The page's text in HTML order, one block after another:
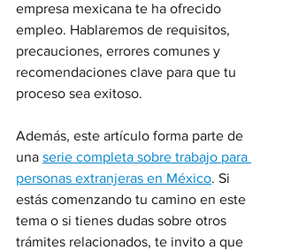
empresa mexicana te ha ofrecido
empleo. Hablaremos de requisitos,
precauciones, errores comunes y
recomendaciones clave para que tu
proceso sea exitoso.
Además, este artículo forma parte de
una serie completa sobre trabajo para
personas extranjeras en México. Si
estás comenzando tu camino en este
tema o si tienes dudas sobre otros
trámites relacionados, te invito a que